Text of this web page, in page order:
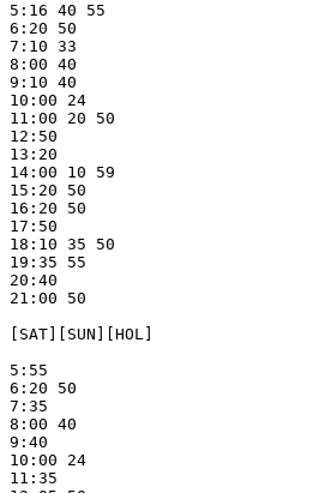
5:16 40 55
6:20 50
7:10 33
8:00 40
9:10 40
10:00 24
11:00 20 50
12:50
13:20
14:00 10 59
15:20 50
16:20 50
17:50
18:10 35 50
19:35 55
20:40
21:00 50
[SAT][SUN][HOL]
5:55
6:20 50
7:35
8:00 40
9:40
10:00 24
11:35